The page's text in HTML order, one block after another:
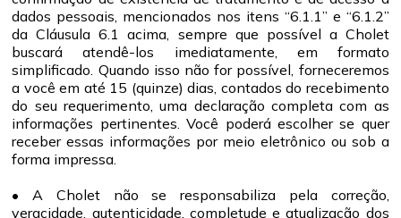
dados pessoais, mencionados nos itens “6.1.1” e “6.1.2”
da Cláusula 6.1 acima, sempre que possível a Cholet
buscará atendê-los imediatamente, em formato
simplificado. Quando isso não for possível, forneceremos
a você em até 15 (quinze) dias, contados do recebimento
do seu requerimento, uma declaração completa com as
informações pertinentes. Você poderá escolher se quer
receber essas informações por meio eletrônico ou sob a
forma impressa.
• A Cholet não se responsabiliza pela correção,
veracidade, autenticidade, completude e atualização dos